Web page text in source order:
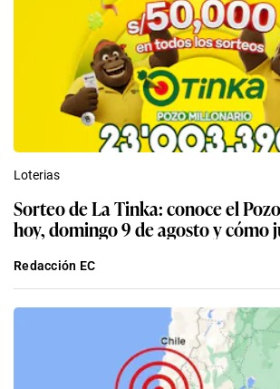
Loterias
Sorteo de La Tinka: conoce el
hoy, domingo 9 de agosto y cómo
Redacción EC